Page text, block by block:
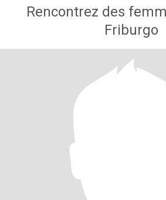
Rencontrez des
Friburgo